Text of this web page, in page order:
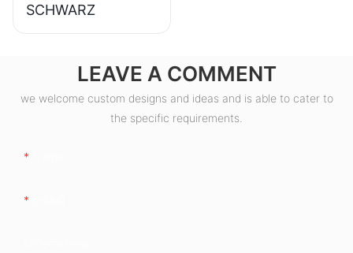
SCHWARZ
LEAVE A COMMENT
we welcome custom designs and ideas and is able to cater to
the specific requirements.